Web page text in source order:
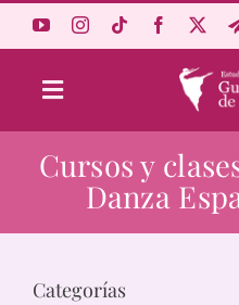
Toggle
Navigation
Cursos y
Danza
Categorías